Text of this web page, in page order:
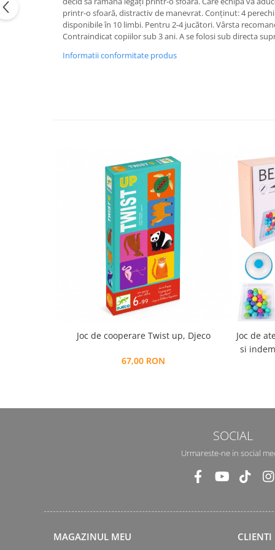
printr-o sfoară, distractiv de manevrat. Conținut: 4 perechi
disponibile în 10 limbi. Pentru 2-4 jucători. Vârsta
Contraindicat copiilor sub 3 ani. A se folosi sub directa
Informatii conformitate produs
Joc de cooperare Twist up, Djeco
67,00 RON
Joc de
si
SOCIAL
Urmareste-ne in social
MAGAZINUL MEU CLIENTI